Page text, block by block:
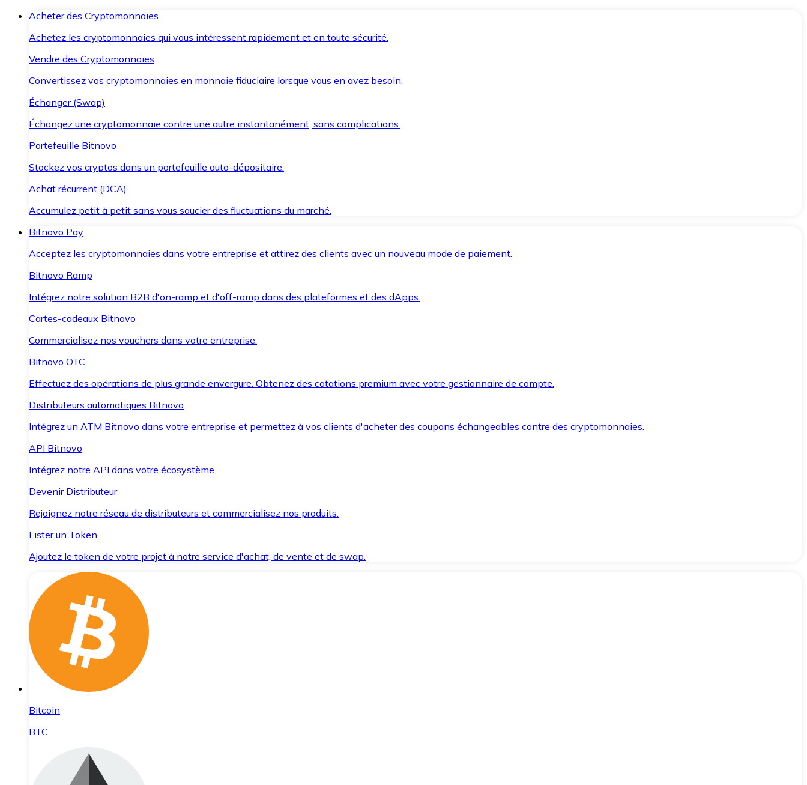
Acheter des Cryptomonnaies
Achetez les cryptomonnaies qui vous intéressent rapidement et en toute sécurité.
Vendre des Cryptomonnaies
Convertissez vos cryptomonnaies en monnaie fiduciaire lorsque vous en avez besoin.
Échanger (Swap)
Échangez une cryptomonnaie contre une autre instantanément, sans complications.
Portefeuille Bitnovo
Stockez vos cryptos dans un portefeuille auto-dépositaire.
Achat récurrent (DCA)
Accumulez petit à petit sans vous soucier des fluctuations du marché.
Bitnovo Pay
Acceptez les cryptomonnaies dans votre entreprise et attirez des clients avec un nouveau mode de paiement.
Bitnovo Ramp
Intégrez notre solution B2B d'on-ramp et d'off-ramp dans des plateformes et des dApps.
Cartes-cadeaux Bitnovo
Commercialisez nos vouchers dans votre entreprise.
Bitnovo OTC
Effectuez des opérations de plus grande envergure. Obtenez des cotations premium avec votre gestionnaire de compte.
Distributeurs automatiques Bitnovo
Intégrez un ATM Bitnovo dans votre entreprise et permettez à vos clients d'acheter des coupons échangeables contre des cryptomonnaies.
API Bitnovo
Intégrez notre API dans votre écosystème.
Devenir Distributeur
Rejoignez notre réseau de distributeurs et commercialisez nos produits.
Lister un Token
Ajoutez le token de votre projet à notre service d'achat, de vente et de swap.
Bitcoin
BTC